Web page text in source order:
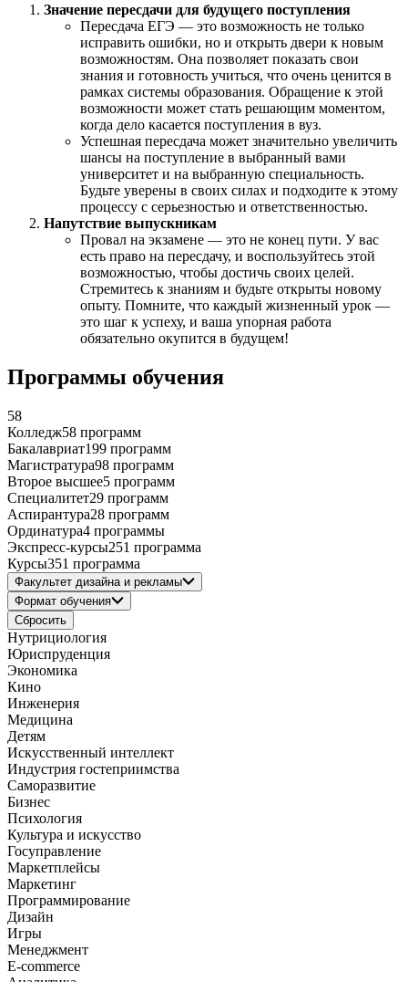
Значение пересдачи для будущего поступления
Пересдача ЕГЭ — это возможность не только
исправить ошибки, но и открыть двери к новым
возможностям. Она позволяет показать свои
знания и готовность учиться, что очень ценится в
рамках системы образования. Обращение к этой
возможности может стать решающим моментом,
когда дело касается поступления в вуз.
Успешная пересдача может значительно увеличить
шансы на поступление в выбранный вами
университет и на выбранную специальность.
Будьте уверены в своих силах и подходите к этому
процессу с серьезностью и ответственностью.
Напутствие выпускникам
Провал на экзамене — это не конец пути. У вас
есть право на пересдачу, и воспользуйтесь этой
возможностью, чтобы достичь своих целей.
Стремитесь к знаниям и будьте открыты новому
опыту. Помните, что каждый жизненный урок —
это шаг к успеху, и ваша упорная работа
обязательно окупится в будущем!
Программы обучения
58
Колледж58 программ
Бакалавриат199 программ
Магистратура98 программ
Второе высшее5 программ
Специалитет29 программ
Аспирантура28 программ
Ординатура4 программы
Экспресс-курсы251 программа
Курсы351 программа
Факультет дизайна и рекламы
Формат обучения
Сбросить
Нутрициология
Юриспруденция
Экономика
Кино
Инженерия
Медицина
Детям
Искусственный интеллект
Индустрия гостеприимства
Саморазвитие
Бизнес
Психология
Культура и искусство
Госуправление
Маркетплейсы
Маркетинг
Программирование
Дизайн
Игры
Менеджмент
E-commerce